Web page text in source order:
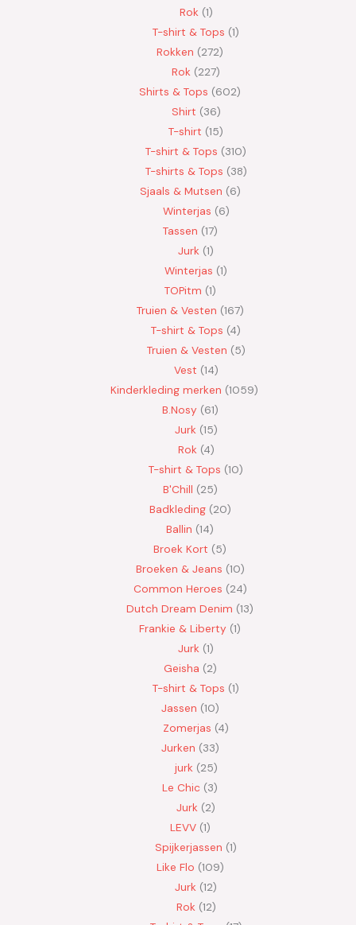
Rok 1
T-shirt & Tops 1
Rokken 272
Rok 227
Shirts & Tops 602
Shirt 36
T-shirt 15
T-shirt & Tops 310
T-shirts & Tops 38
Sjaals & Mutsen 6
Winterjas 6
Tassen 17
Jurk 1
Winterjas 1
TOPitm 1
Truien & Vesten 167
T-shirt & Tops 4
Truien & Vesten 5
Vest 14
Kinderkleding merken 1059
B.Nosy 61
Jurk 15
Rok 4
T-shirt & Tops 10
B'Chill 25
Badkleding 20
Ballin 14
Broek Kort 5
Broeken & Jeans 10
Common Heroes 24
Dutch Dream Denim 13
Frankie & Liberty 1
Jurk 1
Geisha 2
T-shirt & Tops 1
Jassen 10
Zomerjas 4
Jurken 33
jurk 25
Le Chic 3
Jurk 2
LEVV 1
Spijkerjassen 1
Like Flo 109
Jurk 12
Rok 12